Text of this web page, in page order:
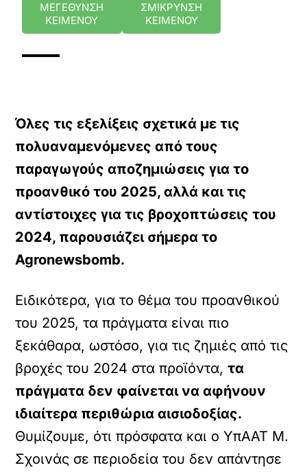
ΜΕΓΕΘΥΝΣΗ
ΚΕΙΜΕΝΟΥ
ΣΜΙΚΡΥΝΣΗ
ΚΕΙΜΕΝΟΥ
Όλες τις εξελίξεις σχετικά με τις
πολυαναμενόμενες από τους
παραγωγούς αποζημιώσεις για το
προανθικό του 2025, αλλά και τις
αντίστοιχες για τις βροχοπτώσεις του
2024, παρουσιάζει σήμερα το
Agronewsbomb.
Ειδικότερα, για το θέμα του προανθικού
του 2025, τα πράγματα είναι πιο
ξεκάθαρα, ωστόσο, για τις ζημιές από τις
βροχές του 2024 στα προϊόντα,τα
πράγματα δεν φαίνεται να αφήνουν
ιδιαίτερα περιθώρια αισιοδοξίας.
Θυμίζουμε, ότι πρόσφατα και ο ΥπΑΑΤ Μ.
Σχοινάς σε περιοδεία του δεν απάντησε